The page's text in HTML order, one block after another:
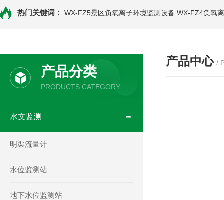
热门关键词： WX-FZ5景区负氧离子环境监测设备 WX-FZ4负氧
产品分类
PRODUCTS CATEGORY
水文监测
明渠流量计
水位监测站
地下水位监测站
产品中心 /